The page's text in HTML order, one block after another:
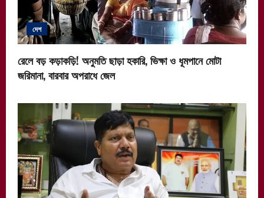
দেশ
রেলে বড় কড়াকড়ি! অনুমতি ছাড়া হকারি, ভিক্ষা ও ধূমপানে মোটা
জরিমানা, বারবার অপরাধে জেল